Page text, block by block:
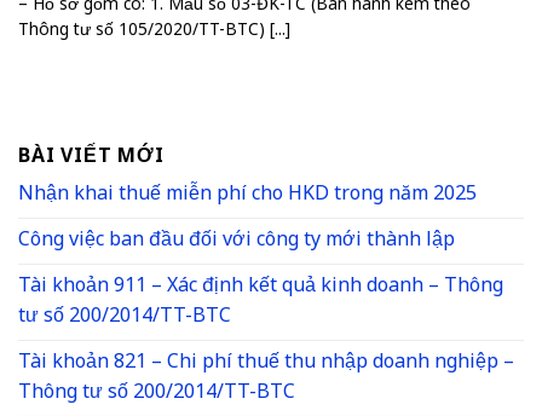
Thông tư số 105/2020/TT-BTC) [...]
BÀI VIẾT MỚI
Nhận khai thuế miễn phí cho HKD trong năm 2025
Công việc ban đầu đối với công ty mới thành lập
Tài khoản 911 – Xác định kết quả kinh doanh – Thông
tư số 200/2014/TT-BTC
Tài khoản 821 – Chi phí thuế thu nhập doanh nghiệp –
Thông tư số 200/2014/TT-BTC